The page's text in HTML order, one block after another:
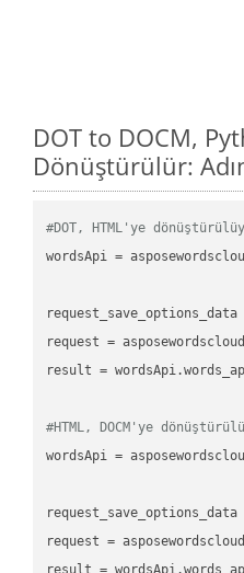
DOT to DOCM,
Dönüştürülür:
#DOT, HTML'ye
wordsApi =
request_save_options_data
request
result =
#HTML, DOCM'ye
wordsApi =
request_save_options_data
request
result